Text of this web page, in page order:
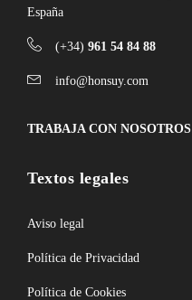
España
(+34) 961 54 84 88
info@honsuy.com
TRABAJA CON NOSOTROS
Textos legales
Aviso legal
Política de Privacidad
Política de Cookies